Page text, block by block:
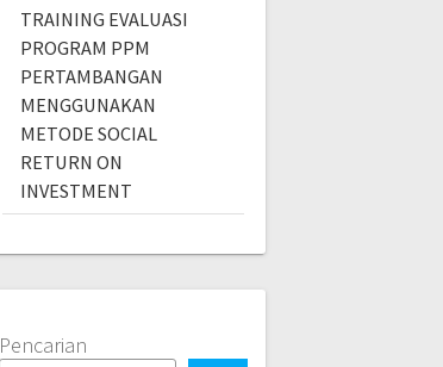
TRAINING EVALUASI
PROGRAM PPM
PERTAMBANGAN
MENGGUNAKAN
METODE SOCIAL
RETURN ON
INVESTMENT
Pencarian